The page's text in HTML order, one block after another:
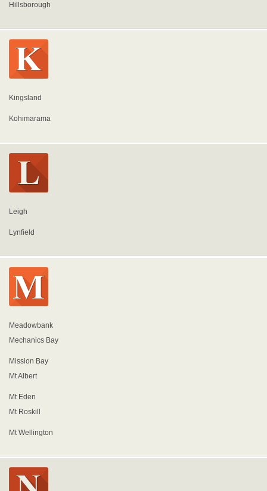
Hillsborough
Kingsland
Kohimarama
Leigh
Lynfield
Meadowbank
Mechanics Bay
Mission Bay
Mt Albert
Mt Eden
Mt Roskill
Mt Wellington